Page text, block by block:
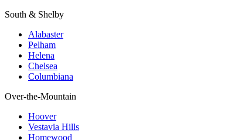
South & Shelby
Alabaster
Pelham
Helena
Chelsea
Columbiana
Over-the-Mountain
Hoover
Vestavia Hills
Homewood